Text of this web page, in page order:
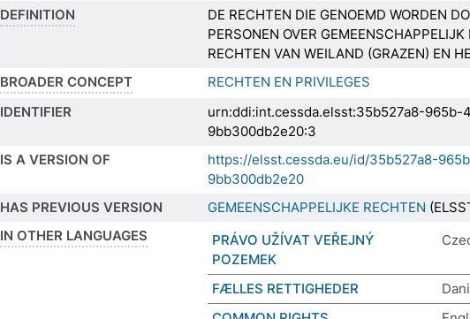
DEFINITION
DE RECHTEN DIE GENOEMD WORDEN
PERSONEN OVER
RECHTEN VAN WEILAND (GRAZEN) EN
BROADER CONCEPT
RECHTEN EN PRIVILEGES
IDENTIFIER
urn:ddi:int.cessda.elsst:35b527a8-
9bb300db2e20:3
IS A VERSION OF
https://elsst.cessda.eu/id/35b527a8-
9bb300db2e20
HAS PREVIOUS VERSION
GEMEENSCHAPPELIJKE RECHTEN
IN OTHER LANGUAGES
PRÁVO UŽÍVAT VEŘEJNÝ
POZEMEK
FÆLLES RETTIGHEDER